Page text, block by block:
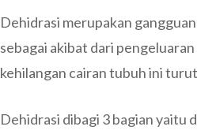
Dehidrasi merupakan
sebagai akibat dari
kehilangan cairan tubuh ini
Dehidrasi dibagi 3 bagian yaitu